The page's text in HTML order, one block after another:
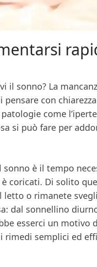
il sonno? La
con
come
si può fare per
sonno è il tempo
coricati. Di solito
o rimanete
dal sonnellino
esserci un motivo
rimedi semplici ed